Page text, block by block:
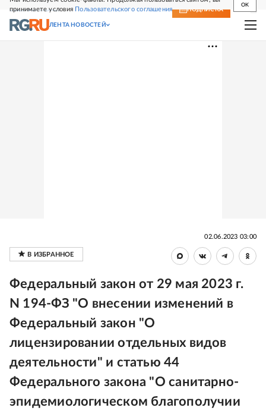
принимаете условия Пользовательского соглашения
OK
СВЕЖИЙ НОМЕР ПОДПИСКА
ЛЕНТА НОВОСТЕЙ
02.06.2023 03:00
Федеральный закон от 29 мая 2023 г.
N 194-ФЗ "О внесении изменений в
Федеральный закон "О
лицензировании отдельных видов
деятельности" и статью 44
Федерального закона "О санитарно-
эпидемиологическом благополучии